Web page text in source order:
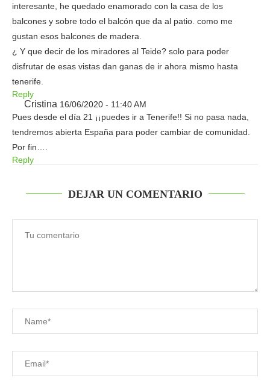
interesante, he quedado enamorado con la casa de los
balcones y sobre todo el balcón que da al patio. como me
gustan esos balcones de madera.
¿ Y que decir de los miradores al Teide? solo para poder
disfrutar de esas vistas dan ganas de ir ahora mismo hasta
tenerife.
Reply
Cristina 16/06/2020 - 11:40 AM
Pues desde el día 21 ¡¡puedes ir a Tenerife!! Si no pasa nada,
tendremos abierta España para poder cambiar de comunidad.
Por fin….
Reply
DEJAR UN COMENTARIO